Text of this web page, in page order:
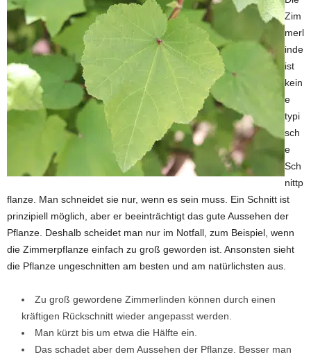
Zim
merl
inde
ist
kein
e
typi
sch
e
Sch
nittp
flanze. Man schneidet sie nur, wenn es sein muss. Ein Schnitt ist
prinzipiell möglich, aber er beeinträchtigt das gute Aussehen der
Pflanze. Deshalb scheidet man nur im Notfall, zum Beispiel, wenn
die Zimmerpflanze einfach zu groß geworden ist. Ansonsten sieht
die Pflanze ungeschnitten am besten und am natürlichsten aus.
Zu groß gewordene Zimmerlinden können durch einen
kräftigen Rückschnitt wieder angepasst werden.
Man kürzt bis um etwa die Hälfte ein.
Das schadet aber dem Aussehen der Pflanze. Besser man